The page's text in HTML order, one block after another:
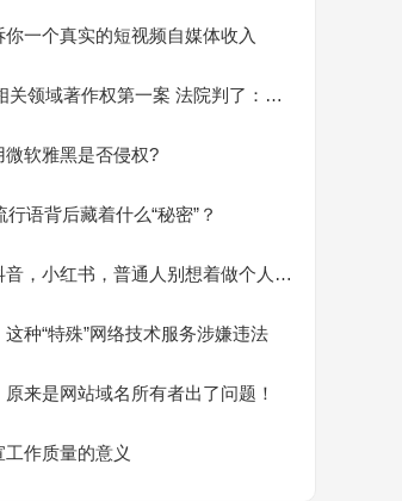
你一个真实的短视频自媒体收入
AI 生成图片相关领域著作权第一案 法院判了：侵权，赔偿500元！
微软雅黑是否侵权?
行语背后藏着什么“秘密”？
做公众号、抖音，小红书，普通人别想着做个人IP了！
种“特殊”网络技术服务涉嫌违法
来是网站域名所有者出了问题！
作质量的意义